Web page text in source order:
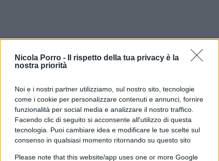
Nicola Porro -
Il rispetto della tua privacy è la
nostra priorità
Noi e i nostri partner utilizziamo, sul nostro sito, tecnologie
come i cookie per personalizzare contenuti e annunci, fornire
funzionalità per social media e analizzare il nostro traffico.
Facendo clic di seguito si acconsente all'utilizzo di questa
tecnologia. Puoi cambiare idea e modificare le tue scelte sul
consenso in qualsiasi momento ritornando su questo sito
Please note that this website/app uses one or more Google
A Pradamano, piccola città alle porte di Udine, tre
amici di 13 e 14 anni (ancora senza smartphone,
complimenti sinceri ai genitori) hanno fatto